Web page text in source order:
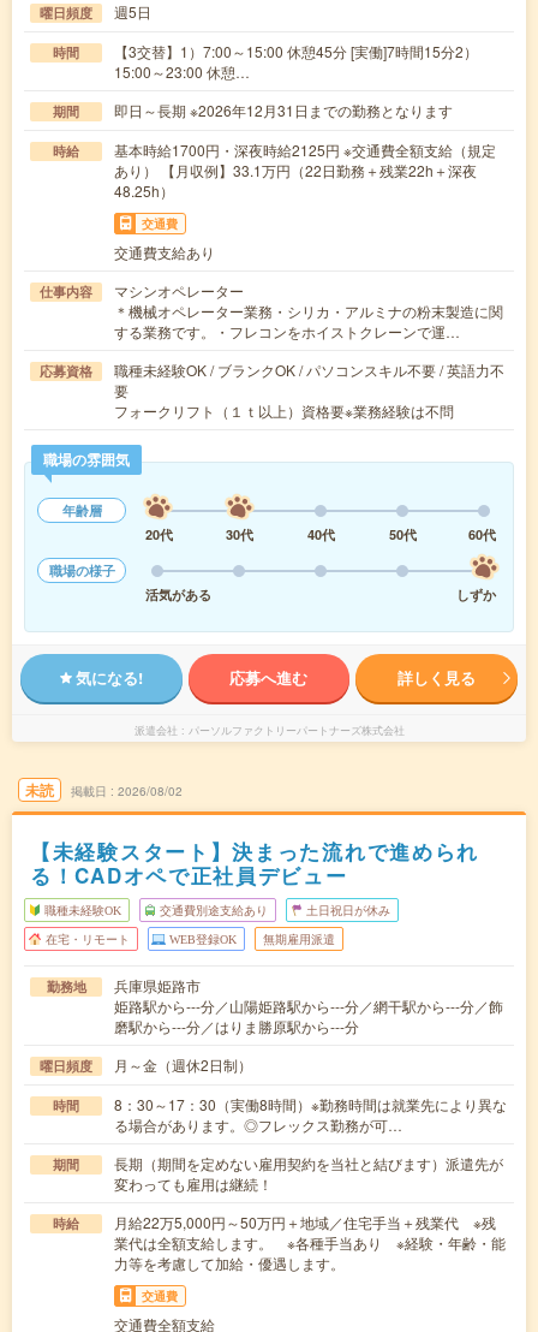
曜日頻度 週5日
時間
【3交替】1）7:00～15:00 休憩45分 [実働]7時間15分2）
15:00～23:00 休憩…
期間 即日～長期 ※2026年12月31日までの勤務となります
時給
基本時給1700円・深夜時給2125円 ※交通費全額支給（規定
あり） 【月収例】33.1万円（22日勤務＋残業22h＋深夜
48.25h）
交通費
交通費支給あり
仕事内容
マシンオペレーター
＊機械オペレーター業務・シリカ・アルミナの粉末製造に関
する業務です。・フレコンをホイストクレーンで運…
応募資格
職種未経験OK / ブランクOK / パソコンスキル不要 / 英語力不
要
フォークリフト（１ｔ以上）資格要※業務経験は不問
職場の雰囲気
年齢層
20代
30代 40代 50代
60代
職場の様子
活気がある
しずか
気になる! 応募へ進む 詳しく見る
派遣会社 パーソルファクトリーパートナーズ株式会社
未読 掲載日 2026/08/02
【未経験スタート】決まった流れで進められ
る！CADオペで正社員デビュー
職種未経験OK 交通費別途支給あり 土日祝日が休み
在宅・リモート WEB登録OK 無期雇用派遣
勤務地
兵庫県姫路市
姫路駅から---分／山陽姫路駅から---分／網干駅から---分／飾
磨駅から---分／はりま勝原駅から---分
曜日頻度 月～金（週休2日制）
時間
8：30～17：30（実働8時間）※勤務時間は就業先により異な
る場合があります。◎フレックス勤務が可…
期間
長期（期間を定めない雇用契約を当社と結びます）派遣先が
変わっても雇用は継続！
時給
月給22万5,000円～50万円＋地域／住宅手当＋残業代 ※残
業代は全額支給します。 ※各種手当あり ※経験・年齢・能
力等を考慮して加給・優遇します。
交通費
交通費全額支給